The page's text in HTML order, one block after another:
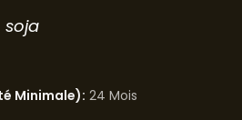
soja
Minimale): 24 Mois